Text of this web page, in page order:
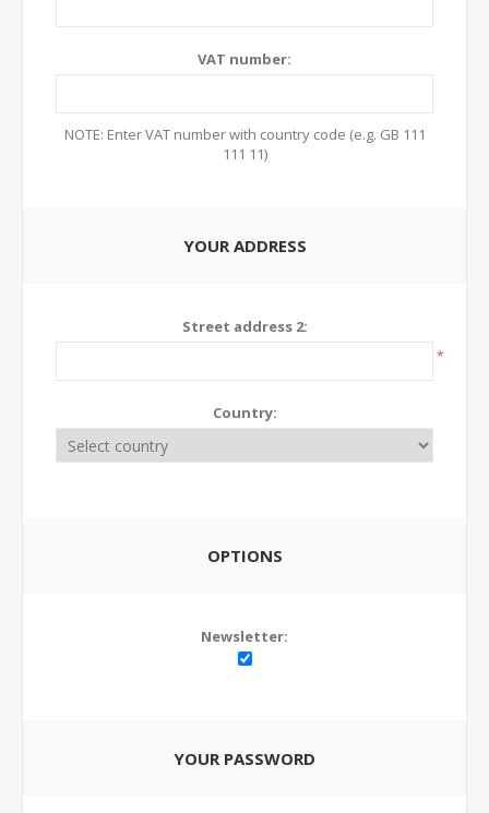
VAT number:
NOTE: Enter VAT number with country code (e.g. GB 111
111 11)
YOUR ADDRESS
Street address 2:
*
Country:
OPTIONS
Newsletter:
YOUR PASSWORD